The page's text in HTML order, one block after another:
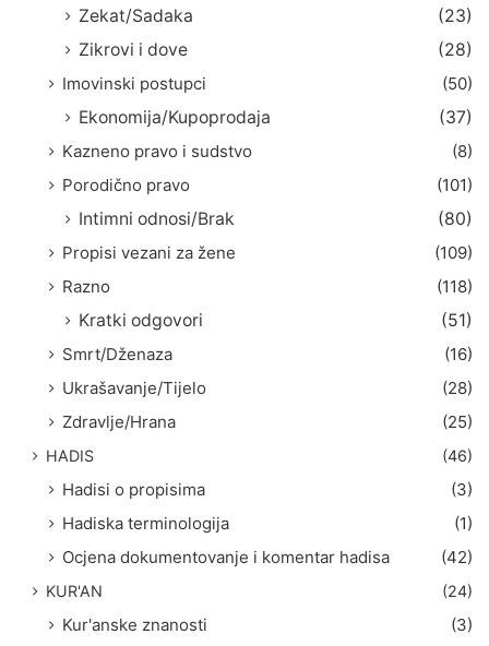
Zekat/Sadaka
(23)
Zikrovi i dove
(28)
Imovinski postupci
(50)
Ekonomija/Kupoprodaja
(37)
Kazneno pravo i sudstvo
(8)
Porodično pravo
(101)
Intimni odnosi/Brak
(80)
Propisi vezani za žene
(109)
Razno
(118)
Kratki odgovori
(51)
Smrt/Dženaza
(16)
Ukrašavanje/Tijelo
(28)
Zdravlje/Hrana
(25)
HADIS (46)
Hadisi o propisima
(3)
Hadiska terminologija
(1)
Ocjena dokumentovanje i komentar hadisa
(42)
KUR'AN (24)
Kur'anske znanosti
(3)